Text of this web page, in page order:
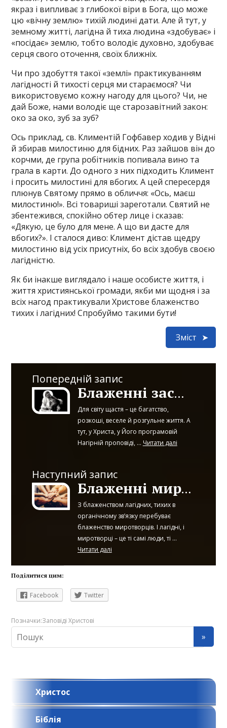
якраз і випливає з глибокої віри в Бога, що може
цю «вічну землю» тихій людині дати. Але й тут, у
земному житті, лагідна й тиха людина «здобуває» і
«посідає» землю, тобто володіє духовно, здобуває
серця свого оточення, своїх ближніх.
Чи про здобуття такої «землі» практикуванням
лагідності й тихості серця ми стараємося? Чи
використовуємо кожну нагоду для цього? Чи, не
дай Боже, нами володіє ще старозавітний закон:
око за око, зуб за зуб?
Ось приклад, св. Климентій Гофбавер ходив у Відні
й збирав милостиню для бідних. Раз зайшов він до
корчми, де група робітників попивала вино та
грала в карти. До одного з них підходить Климент
і просить милостині для вбогих. А цей спересердя
плюнув Святому прямо в обличчя: «Ось, маєш
милостиню!». Всі товариші зареготали. Святий не
збентежився, спокійно обтер лице і сказав:
«Дякую, це було для мене. А що ви дасте для
вбогих?». І сталося диво: Климент дістав щедру
милостиню від усіх присутніх, бо всіх здобув своєю
лагідністю.
Як би інакше виглядало і наше особисте життя, і
життя християнської громади, якби ми щодня і за
всіх нагод практикували Христове блаженство
тихих і лагідних! Спробуймо такими бути!
Зміст
Попередній запис
Блаженні засмучені
Для світу щастя – це багатство,
розкоші, веселе й розгульне життя. А
тут, у Христа, у Його програмовій
Нагірній проповіді, ... Читати далі
Наступний запис
Блаженні миротворці, бо вони синами Божими стануть
З блаженством лагідних, тихих в
органічному зв’язку перебуває
блаженство миротворців. І лагідні, і
миротворці – це ті самі люди, ті ...
Читати далі
Поділитися цим:
Facebook Twitter
Позначки:Заповіді Христові
Христос
Біблія